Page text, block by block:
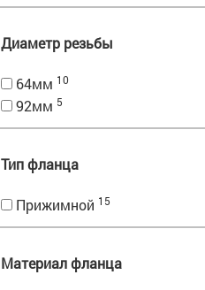
Диаметр резьбы
64мм 10
92мм 5
Тип фланца
Прижимной 15
Материал фланца